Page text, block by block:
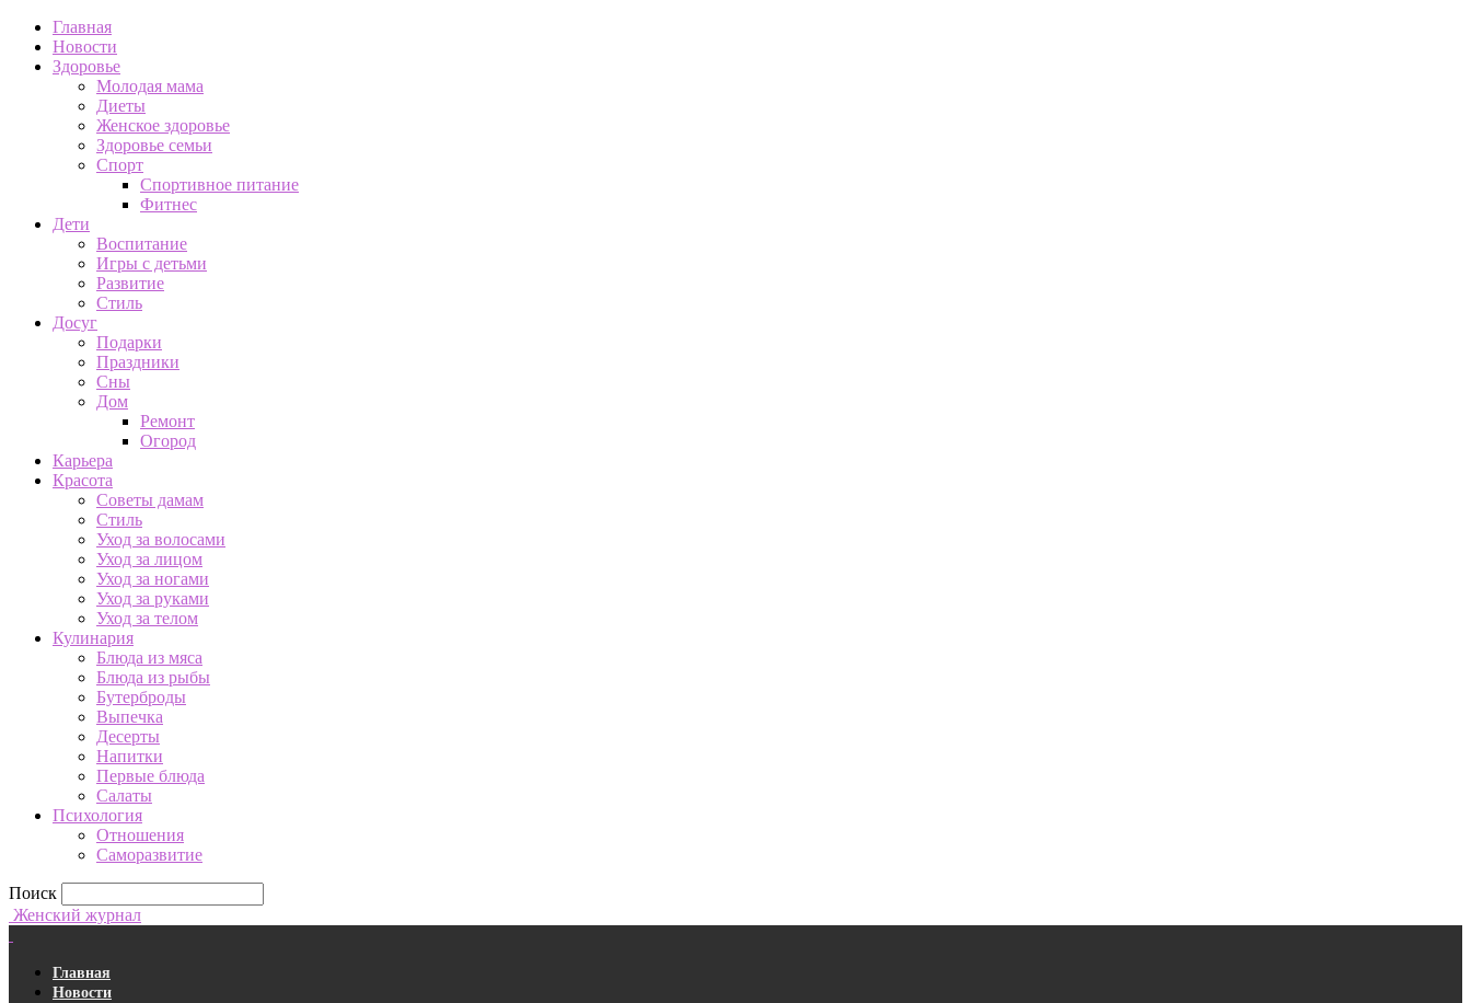
Главная
Новости
Здоровье
Молодая мама
Диеты
Женское здоровье
Здоровье семьи
Спорт
Спортивное питание
Фитнес
Дети
Воспитание
Игры с детьми
Развитие
Стиль
Досуг
Подарки
Праздники
Сны
Дом
Ремонт
Огород
Карьера
Красота
Советы дамам
Стиль
Уход за волосами
Уход за лицом
Уход за ногами
Уход за руками
Уход за телом
Кулинария
Блюда из мяса
Блюда из рыбы
Бутерброды
Выпечка
Десерты
Напитки
Первые блюда
Салаты
Психология
Отношения
Саморазвитие
Поиск
Женский журнал
Главная
Новости